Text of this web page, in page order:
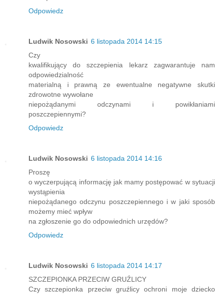
Odpowiedz
Ludwik Nosowski 6 listopada 2014 14:15
Czy
kwalifikujący do szczepienia lekarz zagwarantuje nam
odpowiedzialność
materialną i prawną ze ewentualne negatywne skutki
zdrowotne wywołane
niepożądanymi odczynami i powikłaniami
poszczepiennymi?
Odpowiedz
Ludwik Nosowski 6 listopada 2014 14:16
Proszę
o wyczerpującą informację jak mamy postępować w sytuacji
wystąpienia
niepożądanego odczynu poszczepiennego i w jaki sposób
możemy mieć wpływ
na zgłoszenie go do odpowiednich urzędów?
Odpowiedz
Ludwik Nosowski 6 listopada 2014 14:17
SZCZEPIONKA PRZECIW GRUŹLICY
Czy szczepionka przeciw gruźlicy ochroni moje dziecko